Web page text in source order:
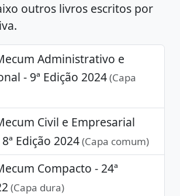
outros livros escritos por
Administrativo e
- 9ª Edição 2024(Capa
Civil e Empresarial
Edição 2024(Capa comum)
Compacto - 24ª
(Capa dura)